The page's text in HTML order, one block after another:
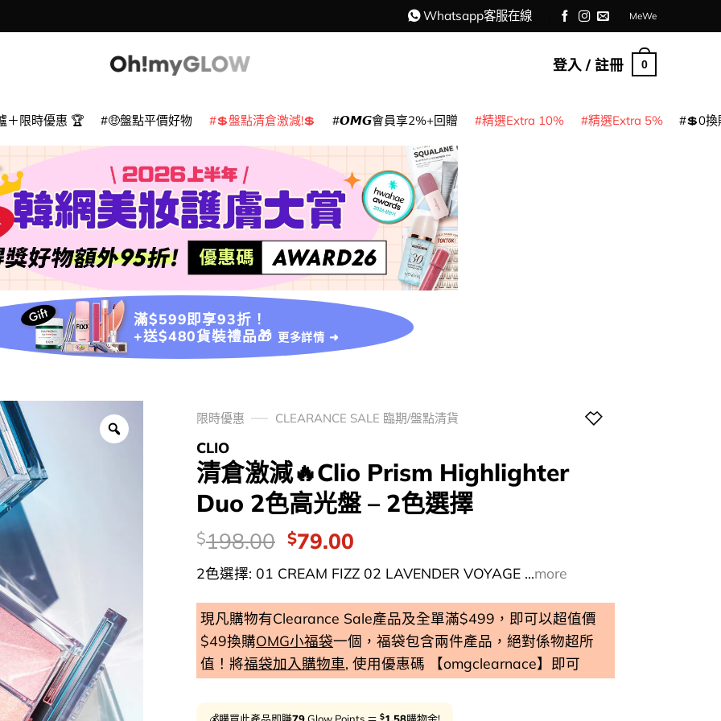
Whatsapp客服在線 MeWe
登入 / 註冊 0
＋限時優惠 🏆 🤑盤點平價好物 💲盤點清倉激減!💲 𝙊𝙈𝙂會員享2%+回贈 精選Extra 10% 精選Extra 5% 💲0換
滿$599即享93折！
+送$480貨裝禮品🎁 更多詳情 ➜
限時優惠 CLEARANCE SALE 臨期/盤點清貨
CLIO
清倉激減🔥Clio Prism Highlighter
Duo 2色高光盤 – 2色選擇
價
錢：
$198.00 Original
was:
$198.00.
$79.00Current
is:
$79.00.
2色選擇: 01 CREAM FIZZ 02 LAVENDER VOYAGE ...more
現凡購物有Clearance Sale產品及全單滿$499，即可以超值價
$49換購OMG小福袋一個，福袋包含兩件產品，絕對係物超所
值！將福袋加入購物車, 使用優惠碼 【omgclearnace】即可
💰購買此產品即賺79Glow Points ＝ $1.58購物金!